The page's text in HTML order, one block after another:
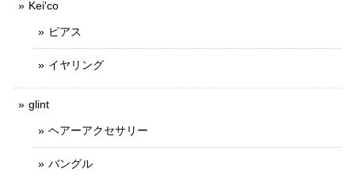
Kei'co
ピアス
イヤリング
glint
ヘアーアクセサリー
バングル